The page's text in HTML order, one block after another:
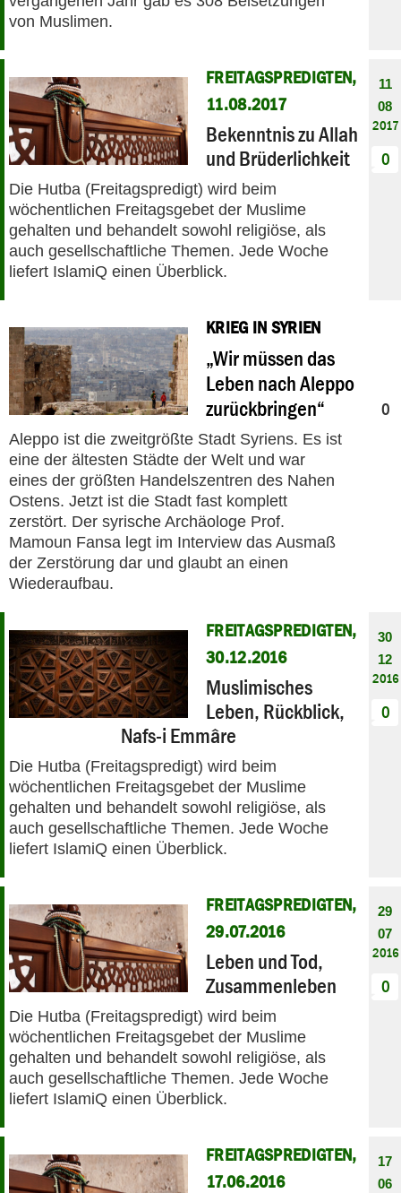
von Muslimen.
FREITAGSPREDIGTEN,
11.08.2017
Bekenntnis zu Allah
und Brüderlichkeit
Die Hutba (Freitagspredigt) wird beim
wöchentlichen Freitagsgebet der Muslime
gehalten und behandelt sowohl religiöse, als
auch gesellschaftliche Themen. Jede Woche
liefert IslamiQ einen Überblick.
11
08
2017
0
KRIEG IN SYRIEN
„Wir müssen das
Leben nach Aleppo
zurückbringen“
Aleppo ist die zweitgrößte Stadt Syriens. Es ist
eine der ältesten Städte der Welt und war
eines der größten Handelszentren des Nahen
Ostens. Jetzt ist die Stadt fast komplett
zerstört. Der syrische Archäologe Prof.
Mamoun Fansa legt im Interview das Ausmaß
der Zerstörung dar und glaubt an einen
Wiederaufbau.
0
FREITAGSPREDIGTEN,
30.12.2016
Muslimisches
Leben, Rückblick,
Nafs-i Emmâre
Die Hutba (Freitagspredigt) wird beim
wöchentlichen Freitagsgebet der Muslime
gehalten und behandelt sowohl religiöse, als
auch gesellschaftliche Themen. Jede Woche
liefert IslamiQ einen Überblick.
30
12
2016
0
FREITAGSPREDIGTEN,
29.07.2016
Leben und Tod,
Zusammenleben
Die Hutba (Freitagspredigt) wird beim
wöchentlichen Freitagsgebet der Muslime
gehalten und behandelt sowohl religiöse, als
auch gesellschaftliche Themen. Jede Woche
liefert IslamiQ einen Überblick.
29
07
2016
0
FREITAGSPREDIGTEN,
17.06.2016
17
06